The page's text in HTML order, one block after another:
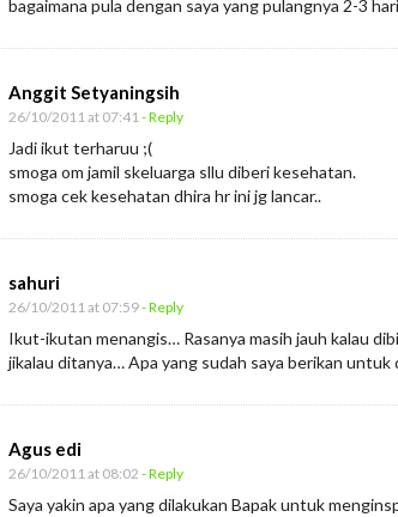
bagaimana pula dengan saya yang pulangnya 2-3
Anggit Setyaningsih
26/10/2011 at 07:41- Reply
Jadi ikut terharuu ;(
smoga om jamil skeluarga sllu diberi kesehatan.
smoga cek kesehatan dhira hr ini jg lancar..
sahuri
26/10/2011 at 07:59- Reply
Ikut-ikutan menangis… Rasanya masih jauh kalau
jikalau ditanya… Apa yang sudah saya berikan untuk
Agus edi
26/10/2011 at 08:02 - Reply
Saya yakin apa yang dilakukan Bapak untuk